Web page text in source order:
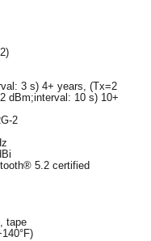
3 s) 4+ years, (Tx=2
dBm;interval: 10 s) 10+
2
5.2 certified
tape